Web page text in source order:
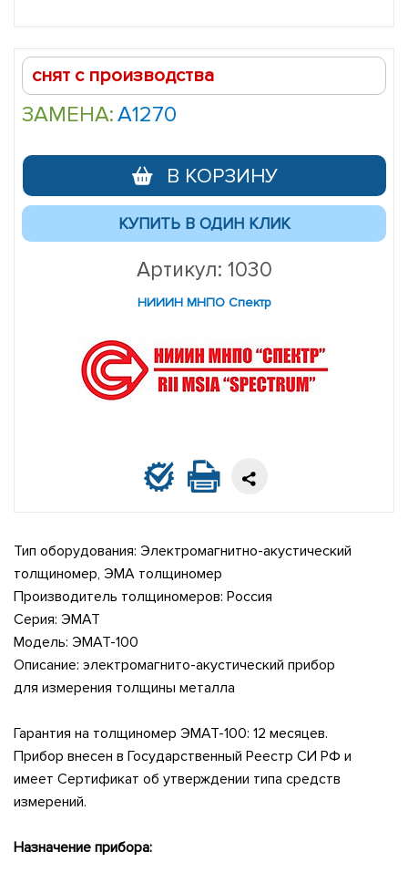
снят с производства
ЗАМЕНА:А1270
В КОРЗИНУ
Артикул: 1030
НИИИН МНПО Спектр
Тип оборудования: Электромагнитно-акустический
толщиномер, ЭМА толщиномер
Производитель толщиномеров: Россия
Серия: ЭМАТ
Модель: ЭМАТ-100
Описание: электромагнито-акустический прибор
для измерения толщины металла
Гарантия на толщиномер ЭМАТ-100: 12 месяцев.
Прибор внесен в Государственный Реестр СИ РФ и
имеет Сертификат об утверждении типа средств
измерений.
Назначение прибора: